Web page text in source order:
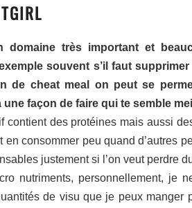
domaine très important et
souvent s’il faut
de cheat meal on peut se
façon de faire qui te semble
contient des protéines mais aussi
consommer peu quand d’autres
justement si l’on veut perdre
nutriments, personnellement, je
de visu que je peux manger